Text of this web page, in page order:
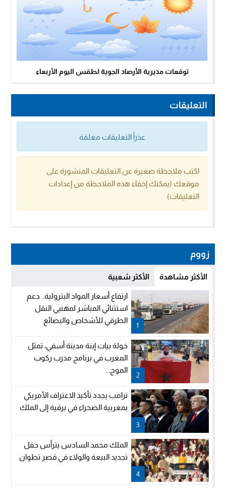
توقعات مديرية الأرصاد الجوية لطقس اليوم الأربعاء
التعليقات
عذراً التعليقات مغلقة
اكتب ملاحظة صغيرة عن التعليقات المنشورة على
موقعك (يمكنك إخفاء هذه الملاحظة من إعدادات
التعليقات)
زووم
الأكثر مشاهدة الأكثر شعبية
1
ارتفاع أسعار المواد البترولية.. دعم
استثنائي المباشر لمهنيي النقل
الطرقي للأشخاص والبضائع
2
خولة بيات إبنة مدينة أسفي، تمثل
المغرب في برنامج مدرب ركوب
الموج...
3
ترامب يجدد تأكيد الاعتراف الأمريكي
بمغربية الصحراء في برقية إلى الملك
4
الملك محمد السادس يترأس حفل
تجديد البيعة والولاء في قصر تطوان